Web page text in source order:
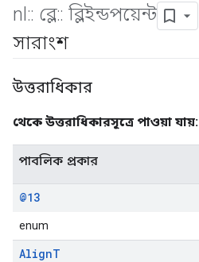
nl :: ব্লে:: ব্লিইন্ডপয়েন্ট
সারাংশ
উত্তরাধিকার
থেকে উত্তরাধিকারসূত্রে পাওয়া যায়:
পাবলিক প্রকার
@13
enum
AlignT